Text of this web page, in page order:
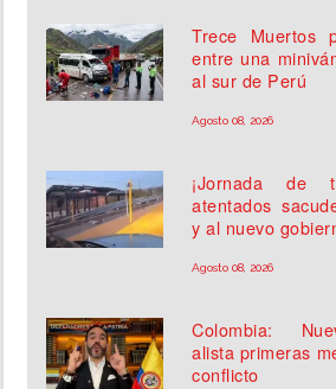
Trece Muertos
entre una
al sur de Perú
Agosto 08, 2026
¡Jornada de
atentados
y al nuevo
Agosto 08, 2026
Colombia:
alista primeras
conflicto